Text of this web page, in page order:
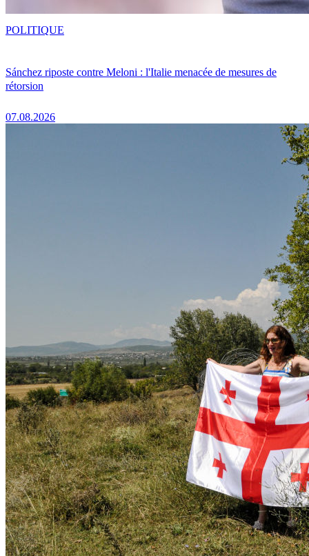
Sánchez riposte contre Meloni : l'Italie menacée de mesures de
rétorsion
07.08.2026
POLITIQUE